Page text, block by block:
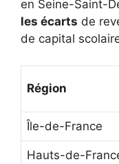
en Seine-Saint-
les écarts de
de capital
Région
Île-de-France
Hauts-de-